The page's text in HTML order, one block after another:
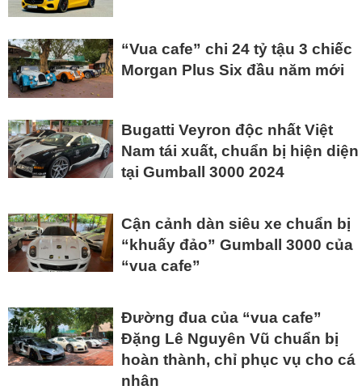
“Vua cafe” chi 24 tỷ tậu 3 chiếc
Morgan Plus Six đầu năm mới
Bugatti Veyron độc nhất Việt
Nam tái xuất, chuẩn bị hiện diện
tại Gumball 3000 2024
Cận cảnh dàn siêu xe chuẩn bị
“khuấy đảo” Gumball 3000 của
“vua cafe”
Đường đua của “vua cafe”
Đặng Lê Nguyên Vũ chuẩn bị
hoàn thành, chỉ phục vụ cho cá
nhân